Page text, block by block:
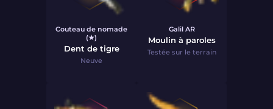
Couteau de nomade
(★)
Dent de tigre
Neuve
Galil AR
Moulin à paroles
Testée sur le terrain